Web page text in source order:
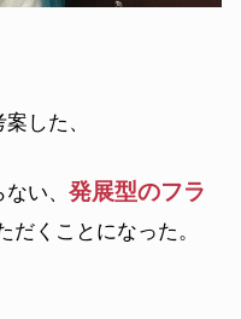
した、
ない、発展型のフラ
だくことになった。